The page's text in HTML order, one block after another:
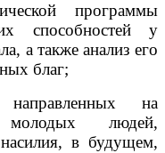
программы
способностей у
а также анализ его
благ;
направленных на
молодых людей,
в будущем,